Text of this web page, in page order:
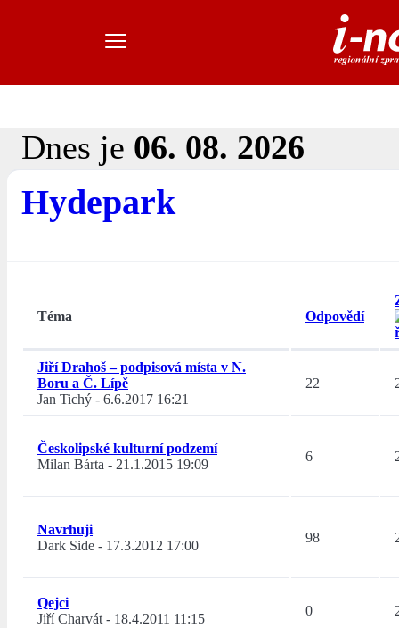
Dnes je 06. 08. 2026
Hydepark
Téma Odpovědí
Jiří Drahoš – podpisová místa v N.
Boru a Č. Lípě
Jan Tichý - 6.6.2017 16:21
22
Českolipské kulturní podzemí
Milan Bárta - 21.1.2015 19:09
6
Navrhuji
Dark Side - 17.3.2012 17:00
98
Qejci
Jiří Charvát- 18.4.2011 11:15
0